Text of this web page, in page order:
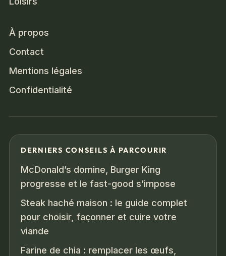
À propos
Contact
Mentions légales
Confidentialité
DERNIERS CONSEILS À PARCOURIR
McDonald’s domine, Burger King
progresse et le fast-good s’impose
Steak haché maison : le guide complet
pour choisir, façonner et cuire votre
viande
Farine de chia : remplacer les œufs,